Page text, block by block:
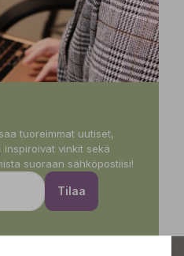
tuoreimmat uutiset,
inspiroivat vinkit sekä
suoraan sähköpostiisi!
Tilaa